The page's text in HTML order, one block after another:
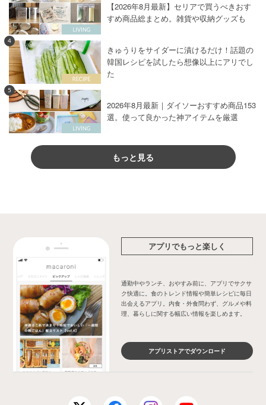
【2026年8月最新】セリアで買うべきおす
すめ商品総まとめ。雑貨や収納グッズも
4
きゅうりをサイダーに漬けるだけ！話題の
韓国レシピを試したら想像以上にアリでし
た
5
2026年8月最新｜ダイソーおすすめ商品153
選。使って良かった神アイテムを厳選
もっと見る
アプリでもっと楽しく
通勤中やランチ、おやすみ前に、アプリでサクサ
ク快適に。食のトレンド情報や簡単レシピに毎日
出会えるアプリ。内食・外食問わず、グルメや料
理、暮らしに関する幅広い情報を楽しめます。
アプリストアでダウンロード